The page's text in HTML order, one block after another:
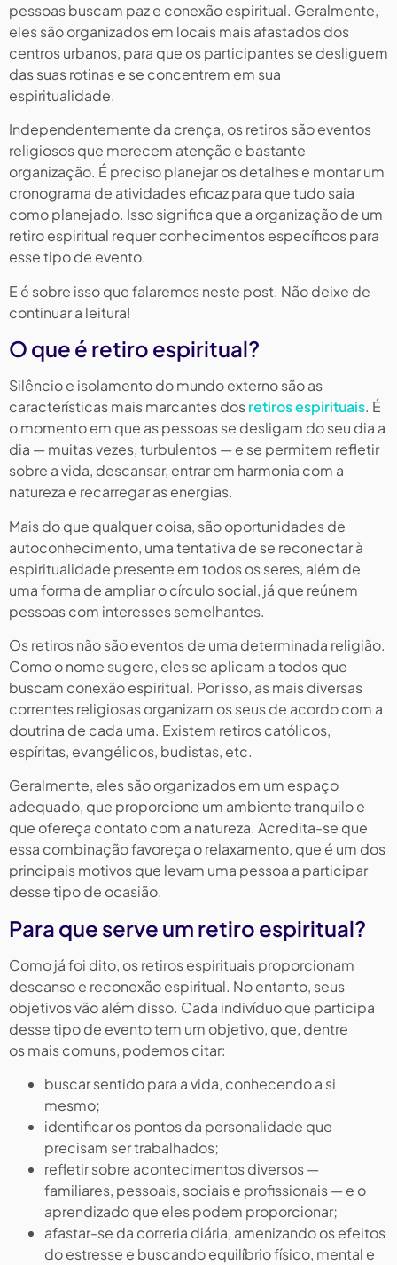
pessoas buscam paz e conexão espiritual. Geralmente,
eles são organizados em locais mais afastados dos
centros urbanos, para que os participantes se desliguem
das suas rotinas e se concentrem em sua
espiritualidade.
Independentemente da crença, os retiros são eventos
religiosos que merecem atenção e bastante
organização. É preciso planejar os detalhes e montar um
cronograma de atividades eficaz para que tudo saia
como planejado. Isso significa que a organização de um
retiro espiritual requer conhecimentos específicos para
esse tipo de evento.
E é sobre isso que falaremos neste post. Não deixe de
continuar a leitura!
O que é retiro espiritual?
Silêncio e isolamento do mundo externo são as
características mais marcantes dosretiros espirituais. É
o momento em que as pessoas se desligam do seu dia a
dia — muitas vezes, turbulentos — e se permitem refletir
sobre a vida, descansar, entrar em harmonia com a
natureza e recarregar as energias.
Mais do que qualquer coisa, são oportunidades de
autoconhecimento, uma tentativa de se reconectar à
espiritualidade presente em todos os seres, além de
uma forma de ampliar o círculo social, já que reúnem
pessoas com interesses semelhantes.
Os retiros não são eventos de uma determinada religião.
Como o nome sugere, eles se aplicam a todos que
buscam conexão espiritual. Por isso, as mais diversas
correntes religiosas organizam os seus de acordo com a
doutrina de cada uma. Existem retiros católicos,
espíritas, evangélicos, budistas, etc.
Geralmente, eles são organizados em um espaço
adequado, que proporcione um ambiente tranquilo e
que ofereça contato com a natureza. Acredita-se que
essa combinação favoreça o relaxamento, que é um dos
principais motivos que levam uma pessoa a participar
desse tipo de ocasião.
Para que serve um retiro espiritual?
Como já foi dito, os retiros espirituais proporcionam
descanso e reconexão espiritual. No entanto, seus
objetivos vão além disso. Cada indivíduo que participa
desse tipo de evento tem um objetivo, que, dentre
os mais comuns, podemos citar:
buscar sentido para a vida, conhecendo a si
mesmo;
identificar os pontos da personalidade que
precisam ser trabalhados;
refletir sobre acontecimentos diversos —
familiares, pessoais, sociais e profissionais — e o
aprendizado que eles podem proporcionar;
afastar-se da correria diária, amenizando os efeitos
do estresse e buscando equilíbrio físico, mental e